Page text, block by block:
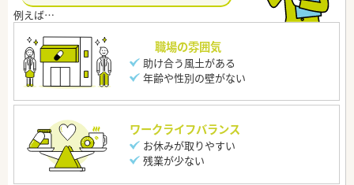
職場の雰囲気
助け合う風土がある
年齢や性別の壁がない
ワークライフバランス
お休みが取りやすい
残業が少ない